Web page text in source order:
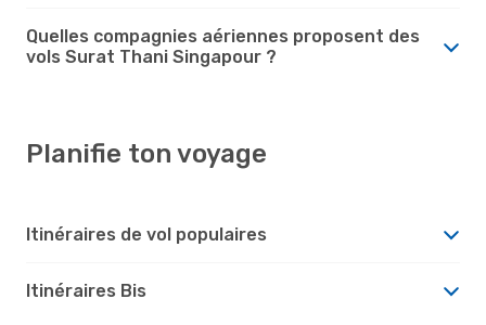
Quelles compagnies aériennes proposent des
vols Surat Thani Singapour ?
Planifie ton voyage
Itinéraires de vol populaires
Itinéraires Bis